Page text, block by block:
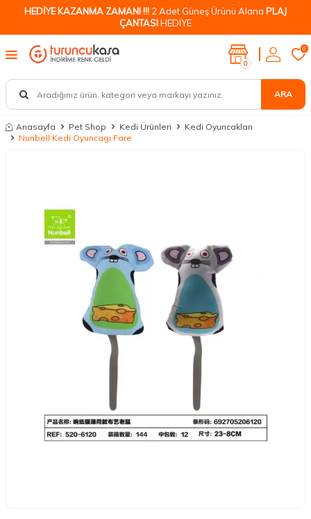
HEDİYE KAZANMA ZAMANI !!! 2 Adet Güneş Ürünü Alana PLAJ
ÇANTASIHEDİYE
ARA
0
0
Anasayfa Pet Shop Kedi Ürünleri
Kedi Oyuncakları
Nunbell Kedi Oyuncagı Fare